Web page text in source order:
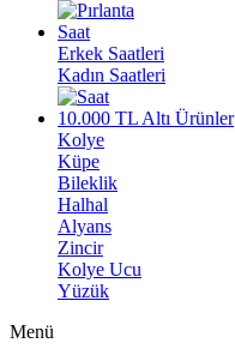
Saat
Erkek Saatleri
Kadın Saatleri
10.000 TL Altı Ürünler
Kolye
Küpe
Bileklik
Halhal
Alyans
Zincir
Kolye Ucu
Yüzük
Menü